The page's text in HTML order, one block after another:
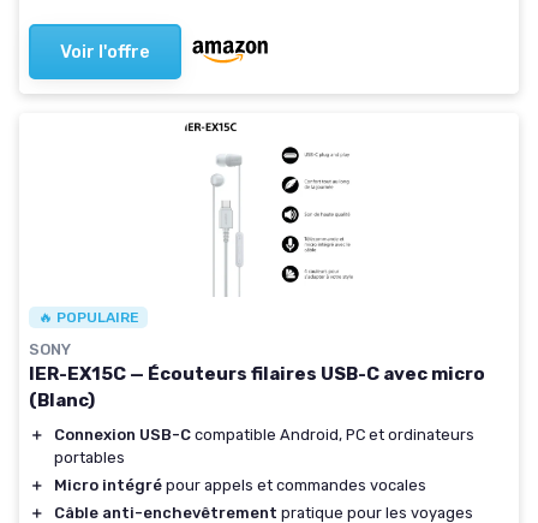
Voir l'offre
🔥 POPULAIRE
SONY
IER-EX15C — Écouteurs filaires USB-C avec micro
(Blanc)
＋ Connexion USB-C compatible Android, PC et ordinateurs
portables
＋
Micro intégré pour appels et commandes vocales
＋
Câble anti-enchevêtrement pratique pour les voyages